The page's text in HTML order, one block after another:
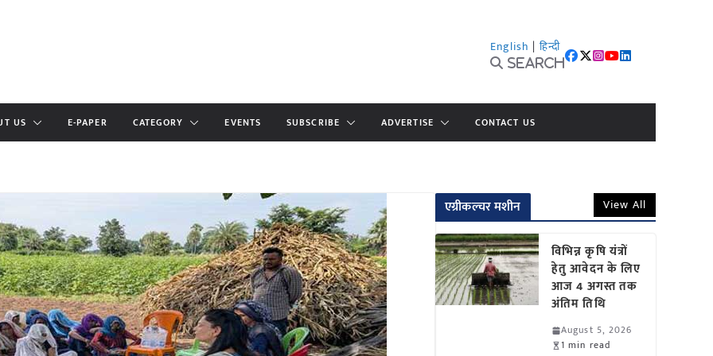
English | हिन्दी
Search
US E-PAPER CATEGORY EVENTS SUBSCRIBE ADVERTISE CONTACT US
एग्रीकल्चर मशीन View All
विभिन्न कृषि यंत्रों
हेतु आवेदन के लिए
आज 4 अगस्त तक
अंतिम तिथि
August 5, 2026
1 min read